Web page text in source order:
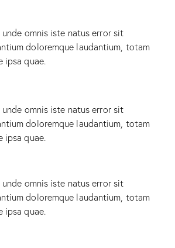
omnis iste natus error sit
doloremque laudantium, totam
ipsa quae.
omnis iste natus error sit
doloremque laudantium, totam
ipsa quae.
omnis iste natus error sit
doloremque laudantium, totam
ipsa quae.